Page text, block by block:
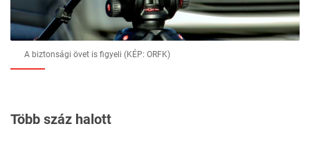
A biztonsági övet is figyeli (KÉP: ORFK)
Több száz halott